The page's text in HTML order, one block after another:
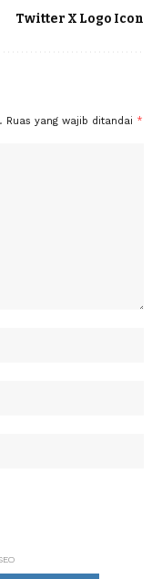
Twitter X Logo Icon
Ruas yang wajib ditandai *